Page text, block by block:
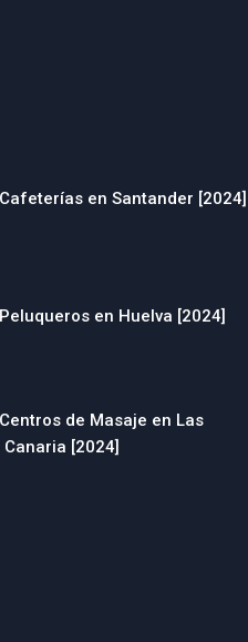
en Santander [2024]
en Huelva [2024]
de Masaje en Las
[2024]